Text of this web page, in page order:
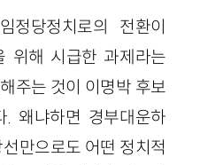
정당정치로의 전환이
위해 시급한 과제라는
주는 것이 이명박 후보
. 왜냐하면 경부대운하
만으로도 어떤 정치적